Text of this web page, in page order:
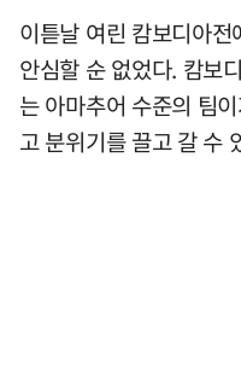
이튿날 여린 캄보디아
안심할 순 없었다. 캄보
는 아마추어 수준의 팀
고 분위기를 끌고 갈 수